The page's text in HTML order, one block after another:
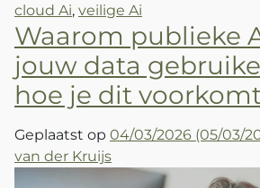
cloud Ai, veilige Ai
Waarom publieke
jouw data
hoe je dit
Geplaatst op 04/03/2026 (05/03/
van der Kruijs